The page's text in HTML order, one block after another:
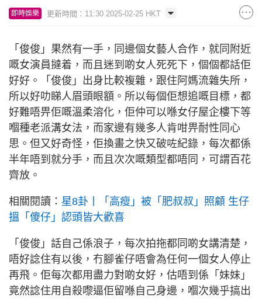
即時娛樂 更新時間：11:30 2025-02-25 HKT
「俊俊」果然有一手，同邊個女藝人合作，就同附近
嘅女演員撻着，而且迷到啲女人死死下，個個都話佢
好好。「俊俊」出身比較複雜，跟住阿媽流雜失所，
所以好叻睇人眉頭眼額。所以每個佢想追嘅目標，都
好難唔畀佢嘅溫柔溶化，佢仲可以喺女仔屋企樓下等
嗰種老派溝女法，而家邊有幾多人肯咁畀耐性同心
思。但又好奇怪，佢換畫之快又破咗紀錄，每次都係
半年唔到就分手，而且次次嘅類型都唔同，可謂百花
齊放。
相關閱讀： 星8卦丨「高瘦」被「肥叔叔」照顧 生仔
搵「傻仔」認頭皆大歡喜
「俊俊」話自己係浪子，每次拍拖都同啲女講清楚，
唔好諗住有以後，冇腳雀仔唔會為任何一個女人停止
再飛。佢每次都用盡力對啲女好，估唔到係「妹妹」
竟然諗住用自殺嚟逼佢留喺自己身邊，嗰次幾乎搞出